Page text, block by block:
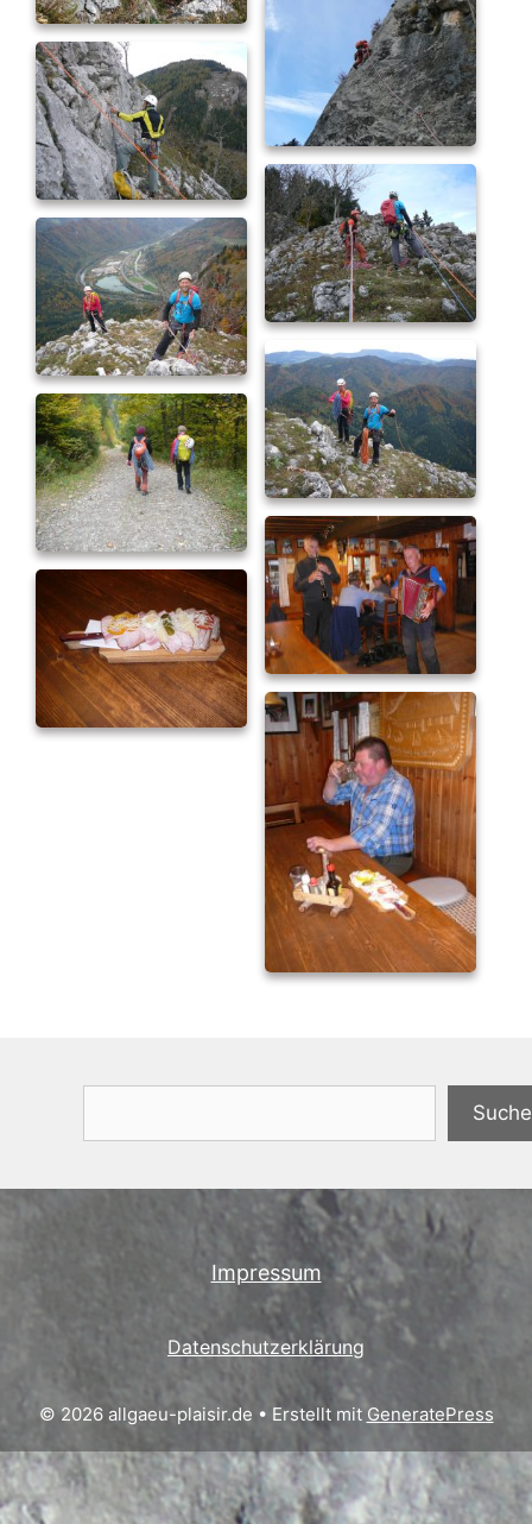
Impressum
Datenschutzerklärung
© 2026 allgaeu-plaisir.de • Erstellt mit GeneratePress